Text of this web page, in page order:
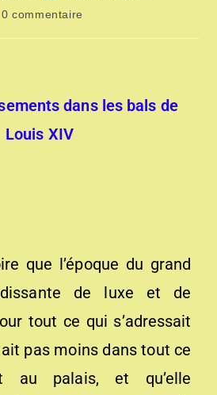
0 commentaire
dans les bals de
Louis XIV
que l’époque du grand
de luxe et de
tout ce qui s’adressait
pas moins dans tout ce
au palais, et qu’elle